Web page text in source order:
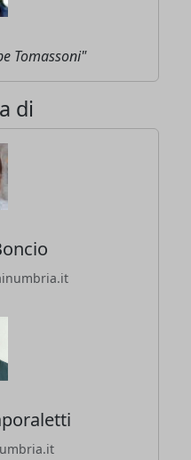
Tomassoni"
di